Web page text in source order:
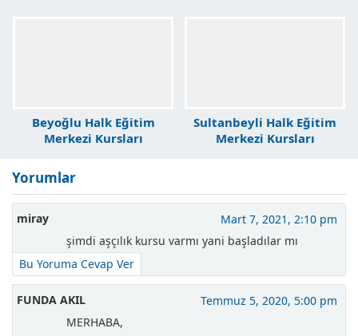
Beyoğlu Halk Eğitim
Merkezi Kursları
Sultanbeyli Halk Eğitim
Merkezi Kursları
Yorumlar
miray
Mart 7, 2021, 2:10 pm
şimdi aşçılık kursu varmı yani başladılar mı
Bu Yoruma Cevap Ver
FUNDA AKIL
Temmuz 5, 2020, 5:00 pm
MERHABA,